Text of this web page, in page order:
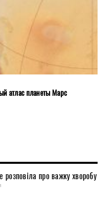
атлас планеты Марс
розповіла про важку хворобу